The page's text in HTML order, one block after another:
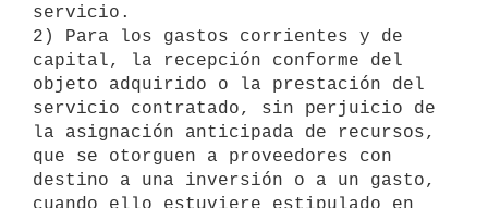
servicio.
2) Para los gastos corrientes y de
capital, la recepción conforme del
objeto adquirido o la prestación del
servicio contratado, sin perjuicio de
la asignación anticipada de recursos,
que se otorguen a proveedores con
destino a una inversión o a un gasto,